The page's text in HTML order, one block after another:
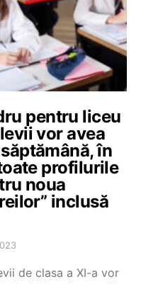
pentru liceu
vor avea
în
profilurile
noua
inclusă
de clasa a XI-a vor